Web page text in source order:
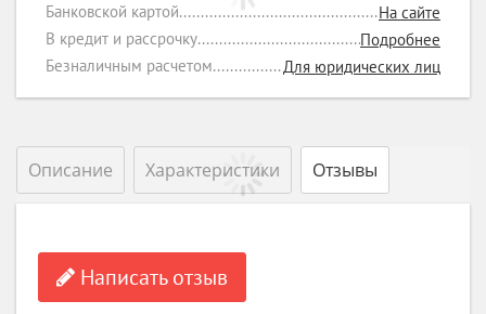
Банковской картой
На сайте
В кредит и рассрочку
Подробнее
Безналичным расчетом
Для юридических лиц
Описание Характеристики Отзывы
Написать отзыв